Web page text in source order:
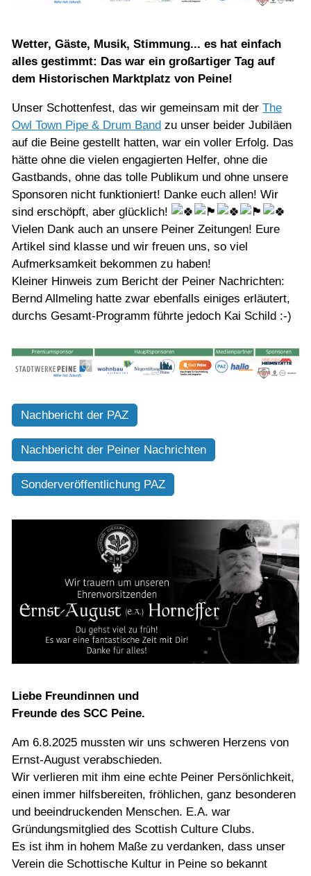
Wetter, Gäste, Musik, Stimmung... es hat einfach
alles gestimmt: Das war ein großartiger Tag auf
dem Historischen Marktplatz von Peine!
Unser Schottenfest, das wir gemeinsam mit der The
Owl Town Pipe & Drum Band zu unser beider Jubiläen
auf die Beine gestellt hatten, war ein voller Erfolg. Das
hätte ohne die vielen engagierten Helfer, ohne die
Gastbands, ohne das tolle Publikum und ohne unsere
Sponsoren nicht funktioniert! Danke euch allen! Wir
sind erschöpft, aber glücklich!
Vielen Dank auch an unsere Peiner Zeitungen! Eure
Artikel sind klasse und wir freuen uns, so viel
Aufmerksamkeit bekommen zu haben!
Kleiner Hinweis zum Bericht der Peiner Nachrichten:
Bernd Allmeling hatte zwar ebenfalls einiges erläutert,
durchs Gesamt-Programm führte jedoch Kai Schild :-)
Nachbericht der PAZ
Nachbericht der Peiner Nachrichten
Sonderveröffentlichung PAZ
Liebe Freundinnen und
Freunde des SCC Peine.
Am 6.8.2025 mussten wir uns schweren Herzens von
Ernst-August verabschieden.
Wir verlieren mit ihm eine echte Peiner Persönlichkeit,
einen immer hilfsbereiten, fröhlichen, ganz besonderen
und beeindruckenden Menschen. E.A. war
Gründungsmitglied des Scottish Culture Clubs.
Es ist ihm in hohem Maße zu verdanken, dass unser
Verein die Schottische Kultur in Peine so bekannt